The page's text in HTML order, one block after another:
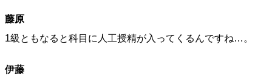
藤原
1級ともなると科目に人工授精が入ってくるんですね…。
伊藤